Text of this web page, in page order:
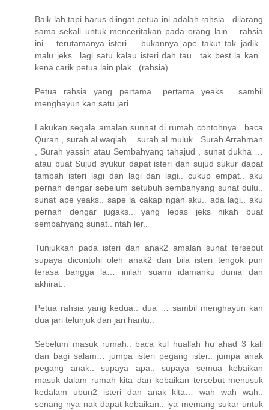
Baik lah tapi harus diingat petua ini adalah rahsia.. dilarang
sama sekali untuk menceritakan pada orang lain… rahsia
ini… terutamanya isteri .. bukannya ape takut tak jadik..
malu jeks.. lagi satu kalau isteri dah tau.. tak best la kan..
kena carik petua lain plak.. (rahsia)
Petua rahsia yang pertama.. pertama yeaks… sambil
menghayun kan satu jari..
Lakukan segala amalan sunnat di rumah contohnya.. baca
Quran , surah al waqiah .. surah al muluk.. Surah Arrahman
, Surah yassin atau Sembahyang tahajud , sunat dukha …
atau buat Sujud syukur dapat isteri dan sujud sukur dapat
tambah isteri lagi dan lagi dan lagi.. cukup empat.. aku
pernah dengar sebelum setubuh sembahyang sunat dulu..
sunat ape yeaks.. sape la cakap ngan aku.. ada lagi.. aku
pernah dengar jugaks.. yang lepas jeks nikah buat
sembahyang sunat.. ntah ler..
Tunjukkan pada isteri dan anak2 amalan sunat tersebut
supaya dicontohi oleh anak2 dan bila isteri tengok pun
terasa bangga la… inilah suami idamanku dunia dan
akhirat..
Petua rahsia yang kedua.. dua … sambil menghayun kan
dua jari telunjuk dan jari hantu..
Sebelum masuk rumah.. baca kul huallah hu ahad 3 kali
dan bagi salam… jumpa isteri pegang ister.. jumpa anak
pegang anak.. supaya apa.. supaya semua kebaikan
masuk dalam rumah kita dan kebaikan tersebut menusuk
kedalam ubun2 isteri dan anak kita… wah wah wah..
senang nya nak dapat kebaikan.. iya memang sukar untuk